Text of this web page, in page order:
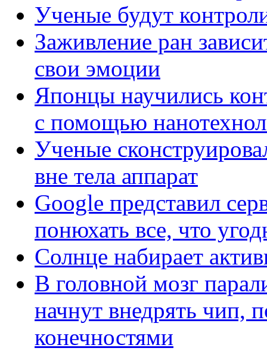
Ученые будут
Заживление ран
свои эмоции
Японцы научились
с помощью
Ученые
вне тела аппарат
Google представил
понюхать все, что
Солнце набирает
В головной мозг
начнут внедрять чип,
конечностями